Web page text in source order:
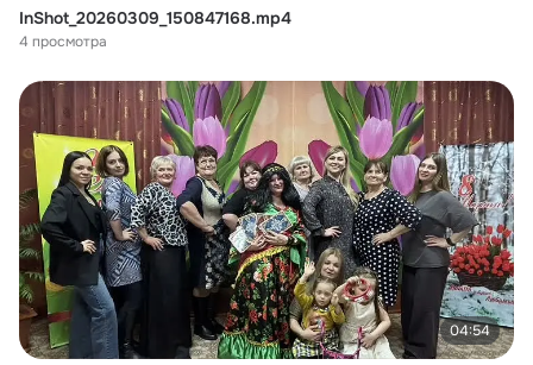
InShot_20260309_150847168.mp4
4 просмотра
04:54